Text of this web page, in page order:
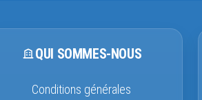
QUI SOMMES-NOUS
Conditions générales